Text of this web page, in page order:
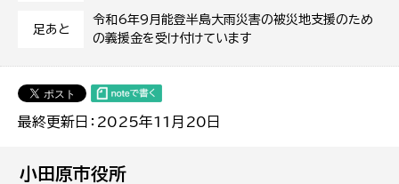
足あと
令和6年9月能登半島大雨災害の被災地支援のため
の義援金を受け付けています
最終更新日：2025年11月20日
小田原市役所